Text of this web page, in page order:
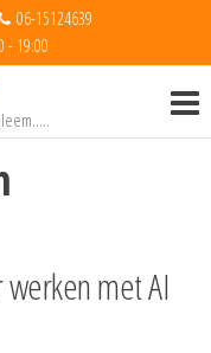
06-15124639
- 19:00
met AI